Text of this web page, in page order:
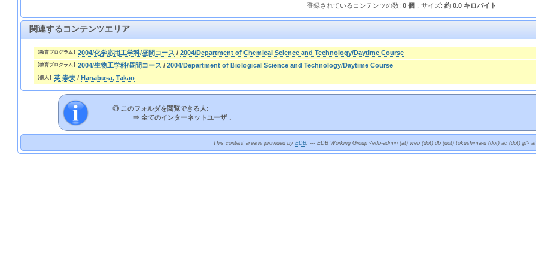
登録されているコンテンツの数:0 個 ，サイズ:約 0.0 キロバイト
関連するコンテンツエリア
【教育プログラム】2004/化学応用工学科/昼間コース /2004/Department of Chemical Science and Technology/Daytime Course
【教育プログラム】2004/生物工学科/昼間コース /2004/Department of Biological Science and Technology/Daytime Course
【個人】英 崇夫 /Hanabusa, Takao
◎ このフォルダを閲覧できる人:
⇒全てのインターネットユーザ．
This content area is provided byEDB. --- EDB Working Group <edb-admin (at) web (dot) db (dot) tokushima-u (dot) ac (dot) jp>